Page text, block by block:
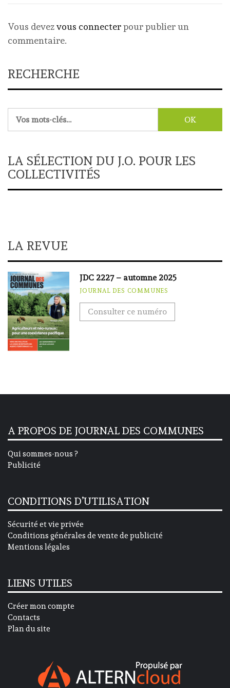
Vous devezvous connecterpour publier un
commentaire.
RECHERCHE
LA SÉLECTION DU J.O. POUR LES
COLLECTIVITÉS
LA REVUE
JDC 2227 – automne 2025
JOURNAL DES COMMUNES
Consulter ce numéro
A PROPOS DE JOURNAL DES COMMUNES
Qui sommes-nous ?
Publicité
CONDITIONS D’UTILISATION
Sécurité et vie privée
Conditions générales de vente de publicité
Mentions légales
LIENS UTILES
Créer mon compte
Contacts
Plan du site